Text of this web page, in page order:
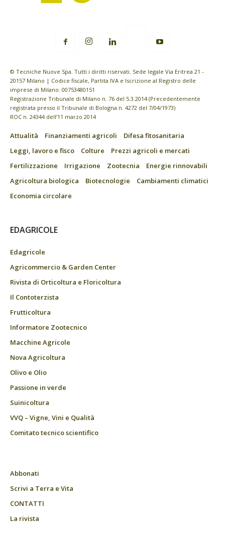
© Tecniche Nuove Spa. Tutti i diritti riservati. Sede legale Via Eritrea 21 -
20157 Milano | Codice fiscale, Partita IVA e Iscrizione al Registro delle
imprese di Milano: 00753480151
Registrazione Tribunale di Milano n. 76 del 5.3.2014 (Precedentemente
registrata presso il Tribunale di Bologna n. 4272 del 7/04/1973)
ROC n. 24344 dell’11 marzo 2014
Attualità Finanziamenti agricoli
Difesa fitosanitaria
Leggi, lavoro e fisco
Colture
Prezzi agricoli e mercati
Fertilizzazione
Irrigazione Zootecnia
Energie rinnovabili
Agricoltura biologica
Biotecnologie
Cambiamenti climatici
Economia circolare
EDAGRICOLE
Edagricole
Agricommercio & Garden Center
Rivista di Orticoltura e Floricoltura
Il Contoterzista
Frutticoltura
Informatore Zootecnico
Macchine Agricole
Nova Agricoltura
Olivo e Olio
Passione in verde
Suinicoltura
VVQ – Vigne, Vini e Qualità
Comitato tecnico scientifico
Abbonati
Scrivi a Terra e Vita
CONTATTI
La rivista